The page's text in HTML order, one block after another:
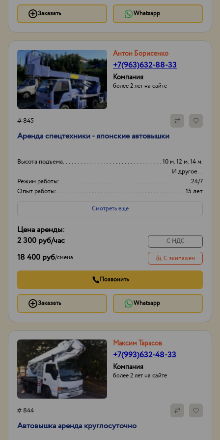
Заказать Whatsapp
Антон Борисенко
+7(963)632-88-33
Компания
более 2 лет на сайте
# 845
Аренда спецтехники - японские автовышки
Высота подъема
10 м. 12 м. 14 м.
И другое...
Режим работы:
24/7
Опыт работы:
15 лет
Способ оплаты
Нал/безнал
Смотреть еще
Цена аренды:
2 300 руб/час
18 400 руб/смена
С НДС
С экипажем
Позвонить
Заказать Whatsapp
Максим Тарасов
+7(993)632-48-33
Компания
более 2 лет на сайте
# 844
Автовышка аренда круглосуточно